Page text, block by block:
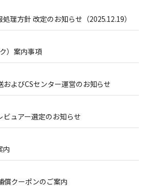
処理方針 改定のお知らせ（2025.12.19）
）案内事項
よびCSセンター運営のお知らせ
ュアー選定のお知らせ
内
償クーポンのご案内